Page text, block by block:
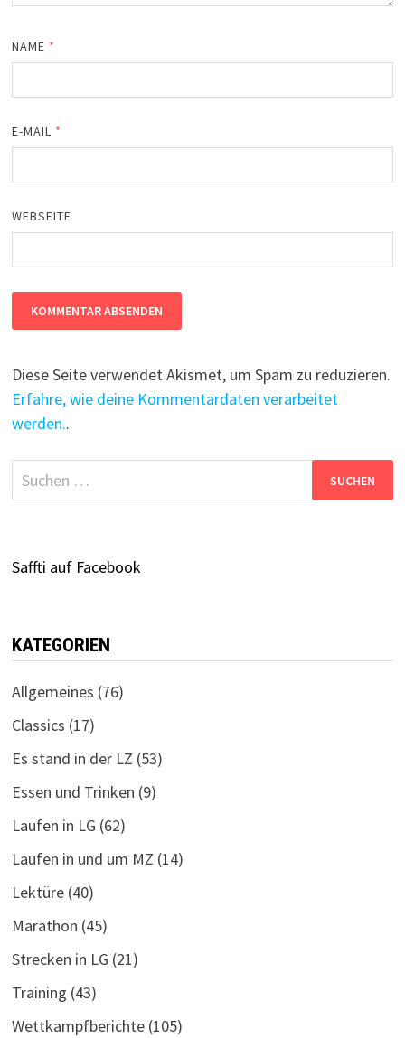
NAME *
E-MAIL *
WEBSEITE
Diese Seite verwendet Akismet, um Spam zu reduzieren.
Erfahre, wie deine Kommentardaten verarbeitet
werden..
Suchen
nach:
Saffti auf Facebook
KATEGORIEN
Allgemeines (76)
Classics (17)
Es stand in der LZ (53)
Essen und Trinken (9)
Laufen in LG (62)
Laufen in und um MZ (14)
Lektüre(40)
Marathon (45)
Strecken in LG (21)
Training (43)
Wettkampfberichte(105)